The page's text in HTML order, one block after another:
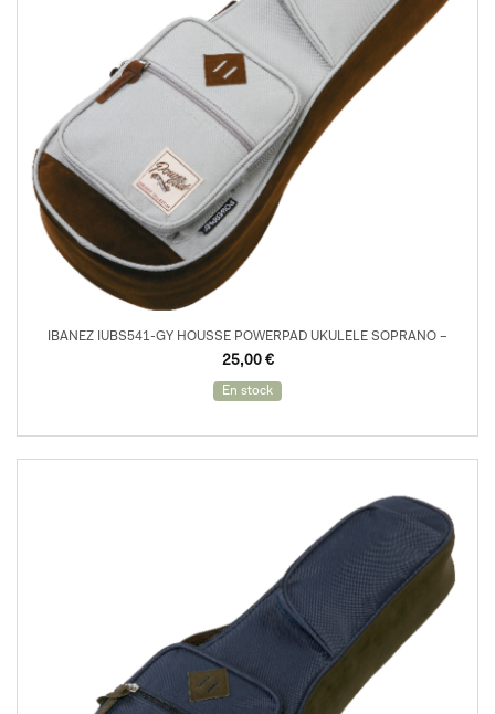
IBANEZ IUBS541-GY HOUSSE POWERPAD UKULELE SOPRANO –
25,00 €
En stock